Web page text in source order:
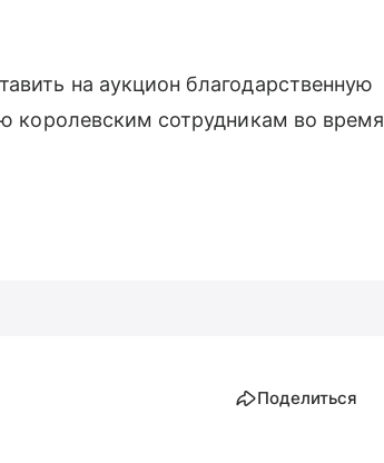
на аукцион благодарственную
королевским сотрудникам во время
Поделиться